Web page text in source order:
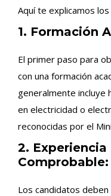
Aquí te explicamos
1. Formación
El primer paso para
con una formación
generalmente incluye
en electricidad o
reconocidas por el
2. Experiencia
Comprobable:
Los candidatos